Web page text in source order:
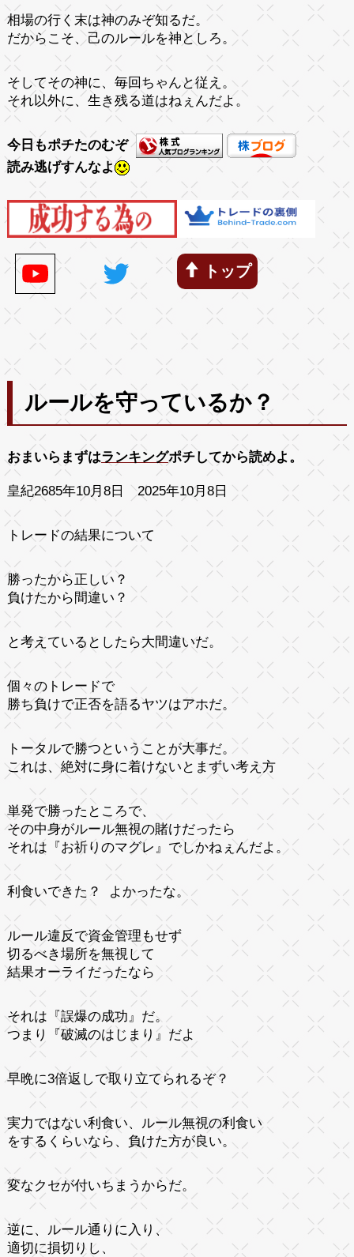
相場の行く末は神のみぞ知るだ。
だからこそ、己のルールを神としろ。
そしてその神に、毎回ちゃんと従え。
それ以外に、生き残る道はねぇんだよ。
今日もポチたのむぞ
読み逃げすんなよ
トップ
ルールを守っているか？
おまいらまずはランキングポチしてから読めよ。
皇紀2685年10月8日 2025年10月8日
トレードの結果について
勝ったから正しい？
負けたから間違い？
と考えているとしたら大間違いだ。
個々のトレードで
勝ち負けで正否を語るヤツはアホだ。
トータルで勝つということが大事だ。
これは、絶対に身に着けないとまずい考え方
単発で勝ったところで、
その中身がルール無視の賭けだったら
それは『お祈りのマグレ』でしかねぇんだよ。
利食いできた？ よかったな。
ルール違反で資金管理もせず
切るべき場所を無視して
結果オーライだったなら
それは『誤爆の成功』だ。
つまり『破滅のはじまり』だよ
早晩に3倍返しで取り立てられるぞ？
実力ではない利食い、ルール無視の利食い
をするくらいなら、負けた方が良い。
変なクセが付いちまうからだ。
逆に、ルール通りに入り、
適切に損切りし、